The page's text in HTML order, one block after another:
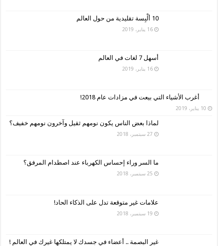
10 ألْبِسة تقليدية من حول العالم
16 يناير، 2019
أسهل 7 لغات في العالم
16 يناير، 2019
أغرب الأشياء التي بيعت في مزادات عام 2018!
10 يناير، 2019
لماذا بعض الناس يكون نومهم ثقيل وآخرون نومهم خفيف؟
27 سبتمبر، 2018
ما السر وراء إحساس الكهرباء عند اصطدام المرفق؟
25 سبتمبر، 2018
علامات غير متوقعة تدل على الذكاء الحاد!
19 سبتمبر، 2018
غير البصمة .. أعضاء في جسدك لا يمتلكها غيرك في العالم !